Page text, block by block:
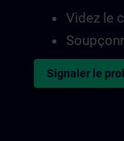
Videz le
Signaler le